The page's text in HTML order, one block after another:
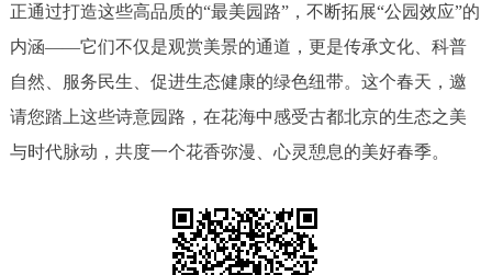
正通过打造这些高品质的“最美园路”，不断拓展“公园效应”的
内涵——它们不仅是观赏美景的通道，更是传承文化、科普
自然、服务民生、促进生态健康的绿色纽带。这个春天，邀
请您踏上这些诗意园路，在花海中感受古都北京的生态之美
与时代脉动，共度一个花香弥漫、心灵憩息的美好春季。